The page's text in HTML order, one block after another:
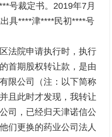
号裁定书。2019年7月
具****津****民初****号
法院申请执行时，执行
首期股权转让款，是由
限公司（注：以下简称
且此时才发现，我转让
司，已经归天津诺信公
们更换的药业公司法人